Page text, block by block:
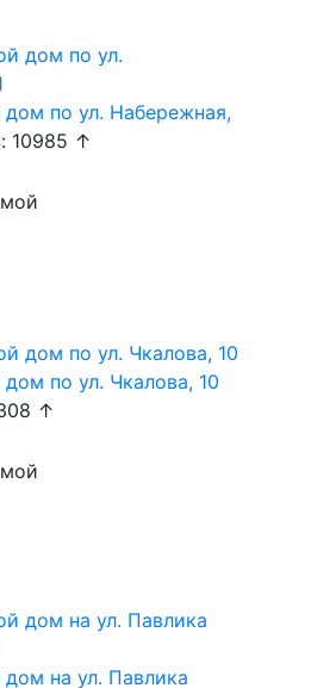
дом по ул. Набережная,
10985 ↑
по ул. Чкалова, 10
↑
на ул. Павлика